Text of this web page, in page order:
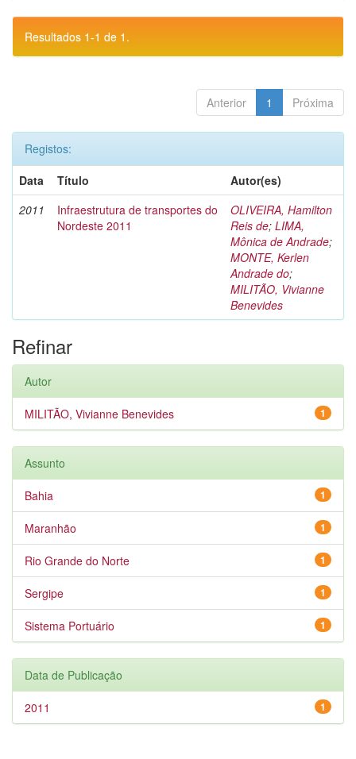
Resultados 1-1 de 1.
Anterior 1 Próxima
Registos:
Data
Título
Autor(es)
2011
Infraestrutura de transportes do
Nordeste 2011
OLIVEIRA, Hamilton
Reis de; LIMA,
Mônica de Andrade;
MONTE, Kerlen
Andrade do;
MILITÃO, Vivianne
Benevides
Refinar
Autor
1
MILITÃO, Vivianne Benevides
Assunto
1
Bahia
1
Maranhão
1
Rio Grande do Norte
1
Sergipe
1
Sistema Portuário
Data de Publicação
1
2011